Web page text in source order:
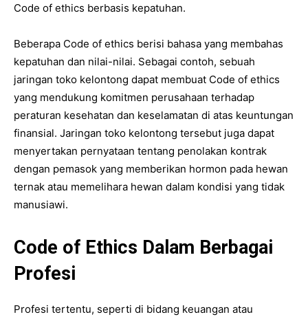
Code of ethics berbasis kepatuhan.
Beberapa Code of ethics berisi bahasa yang membahas
kepatuhan dan nilai-nilai. Sebagai contoh, sebuah
jaringan toko kelontong dapat membuat Code of ethics
yang mendukung komitmen perusahaan terhadap
peraturan kesehatan dan keselamatan di atas keuntungan
finansial. Jaringan toko kelontong tersebut juga dapat
menyertakan pernyataan tentang penolakan kontrak
dengan pemasok yang memberikan hormon pada hewan
ternak atau memelihara hewan dalam kondisi yang tidak
manusiawi.
Code of Ethics Dalam Berbagai
Profesi
Profesi tertentu, seperti di bidang keuangan atau